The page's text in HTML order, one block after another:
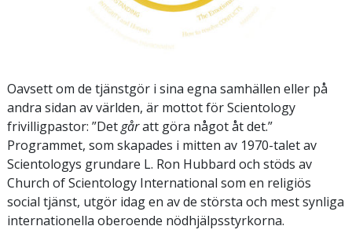
Oavsett om de tjänstgör i sina egna samhällen eller på
andra sidan av världen, är mottot för Scientology
frivilligpastor: ”Detgåratt göra något åt det.”
Programmet, som skapades i mitten av 1970-talet av
Scientologys grundare L. Ron Hubbard och stöds av
Church of Scientology International som en religiös
social tjänst, utgör idag en av de största och mest synliga
internationella oberoende nödhjälpsstyrkorna.